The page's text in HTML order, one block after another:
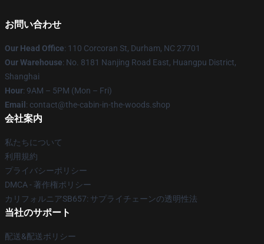
お問い合わせ
Our Head Office: 110 Corcoran St, Durham, NC 27701
Our Warehouse: No. 8181 Nanjing Road East, Huangpu District,
Shanghai
Hour: 9AM – 5PM (Mon – Fri)
Email : contact@the-cabin-in-the-woods.shop
会社案内
私たちについて
利用規約
プライバシーポリシー
DMCA - 著作権ポリシー
カリフォルニアSB657: サプライチェーンの透明性法
当社のサポート
配送&配送ポリシー